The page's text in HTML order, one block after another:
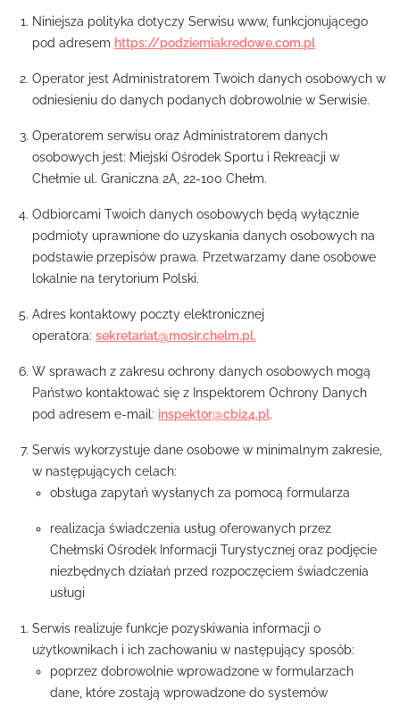
Niniejsza polityka dotyczy Serwisu www, funkcjonującego
pod adresem https://podziemiakredowe.com.pl
Operator jest Administratorem Twoich danych osobowych w
odniesieniu do danych podanych dobrowolnie w Serwisie.
Operatorem serwisu oraz Administratorem danych
osobowych jest: Miejski Ośrodek Sportu i Rekreacji w
Chełmie ul. Graniczna 2A, 22-100 Chełm.
Odbiorcami Twoich danych osobowych będą wyłącznie
podmioty uprawnione do uzyskania danych osobowych na
podstawie przepisów prawa. Przetwarzamy dane osobowe
lokalnie na terytorium Polski.
Adres kontaktowy poczty elektronicznej
operatora: sekretariat@mosir.chelm.pl.
W sprawach z zakresu ochrony danych osobowych mogą
Państwo kontaktować się z Inspektorem Ochrony Danych
pod adresem e-mail: inspektor@cbi24.pl.
Serwis wykorzystuje dane osobowe w minimalnym zakresie,
w następujących celach:
obsługa zapytań wysłanych za pomocą formularza
realizacja świadczenia usług oferowanych przez
Chełmski Ośrodek Informacji Turystycznej oraz podjęcie
niezbędnych działań przed rozpoczęciem świadczenia
usługi
Serwis realizuje funkcje pozyskiwania informacji o
użytkownikach i ich zachowaniu w następujący sposób:
poprzez dobrowolnie wprowadzone w formularzach
dane, które zostają wprowadzone do systemów